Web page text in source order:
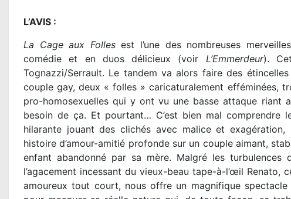
L’AVIS :
La Cage aux Follesest l’une des nombreuses
comédie et en duos délicieux (voir L’Emmerdeur).
Tognazzi/Serrault. Le tandem va alors faire des
couple gay, deux « folles » caricaturalement efféminées,
pro-homosexuelles qui y ont vu une basse attaque riant
besoin de ça. Et pourtant… C’est bien mal comprendre
hilarante jouant des clichés avec malice et
histoire d’amour-amitié profonde sur un couple aimant,
enfant abandonné par sa mère. Malgré les
l’agacement incessant du vieux-beau tape-à-l’œil Renato,
amoureux tout court, nous offre un magnifique